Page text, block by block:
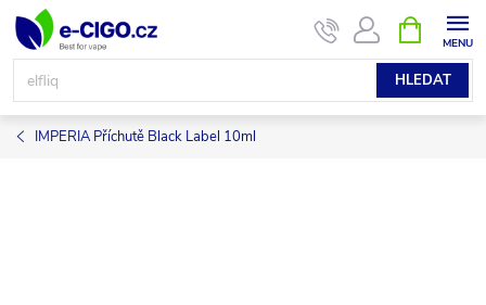
Přejít
obsah
HLEDAT
NÁKUPNÍ
KOŠÍK
IMPERIA Příchutě Black Label 10ml